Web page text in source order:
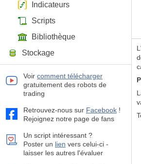
Indicateurs
Scripts
Bibliothèque
Stockage
Voir comment télécharger
gratuitement des robots de
trading
Retrouvez-nous sur Facebook !
Rejoignez notre page de fans
Un script intéressant ?
Poster un lien vers celui-ci -
laisser les autres l'évaluer